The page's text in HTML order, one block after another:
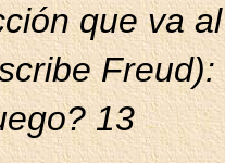
que va
13